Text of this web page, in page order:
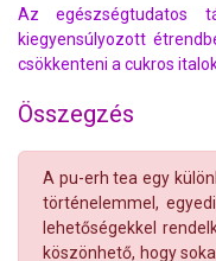
Az egészségtudatos
kiegyensúlyozott
csökkenteni a cukros
Összegzés
A pu-erh tea egy
történelemmel,
lehetőségekkel
köszönhető, hogy